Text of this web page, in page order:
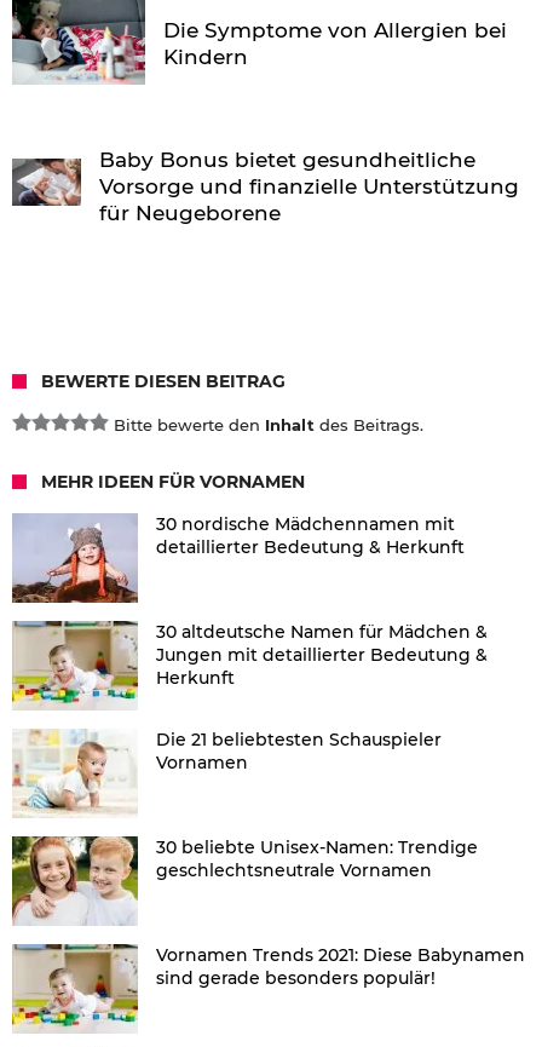
Die Symptome von Allergien bei
Kindern
Baby Bonus bietet gesundheitliche
Vorsorge und finanzielle Unterstützung
für Neugeborene
BEWERTE DIESEN BEITRAG
Bitte bewerte den Inhalt des Beitrags.
MEHR IDEEN FÜR VORNAMEN
30 nordische Mädchennamen mit
detaillierter Bedeutung & Herkunft
30 altdeutsche Namen für Mädchen &
Jungen mit detaillierter Bedeutung &
Herkunft
Die 21 beliebtesten Schauspieler
Vornamen
30 beliebte Unisex-Namen: Trendige
geschlechtsneutrale Vornamen
Vornamen Trends 2021: Diese Babynamen
sind gerade besonders populär!